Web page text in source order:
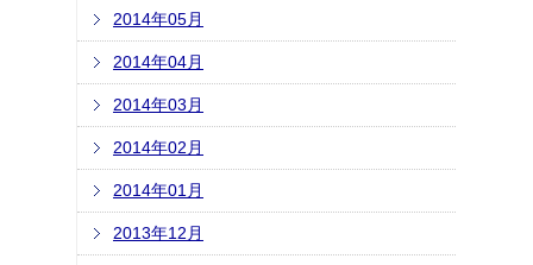
2014年05月
2014年04月
2014年03月
2014年02月
2014年01月
2013年12月